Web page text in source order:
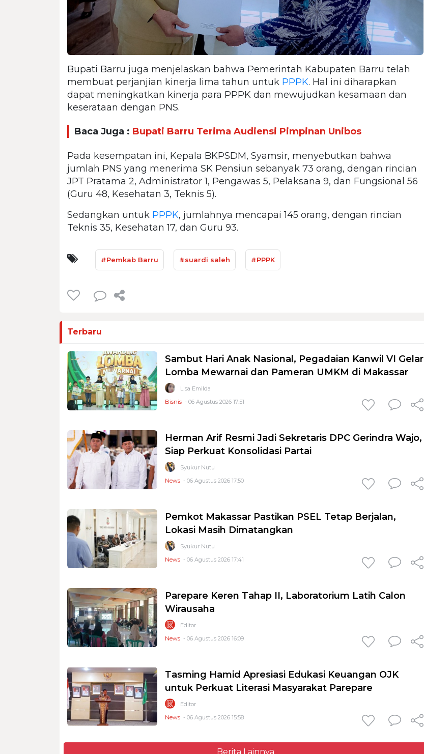
Bupati Barru juga menjelaskan bahwa Pemerintah Kabupaten Barru telah
membuat perjanjian kinerja lima tahun untuk PPPK. Hal ini diharapkan
dapat meningkatkan kinerja para PPPK dan mewujudkan kesamaan dan
keserataan dengan PNS.
Baca Juga : Bupati Barru Terima Audiensi Pimpinan Unibos
Pada kesempatan ini, Kepala BKPSDM, Syamsir, menyebutkan bahwa
jumlah PNS yang menerima SK Pensiun sebanyak 73 orang, dengan rincian
JPT Pratama 2, Administrator 1, Pengawas 5, Pelaksana 9, dan Fungsional 56
(Guru 48, Kesehatan 3, Teknis 5).
Sedangkan untuk PPPK, jumlahnya mencapai 145 orang, dengan rincian
Teknis 35, Kesehatan 17, dan Guru 93.
#Pemkab Barru #suardi saleh #PPPK
Terbaru
Sambut Hari Anak Nasional, Pegadaian Kanwil VI Gelar
Lomba Mewarnai dan Pameran UMKM di Makassar
Lisa Emilda
Bisnis - 06 Agustus 2026 17:51
Herman Arif Resmi Jadi Sekretaris DPC Gerindra Wajo,
Siap Perkuat Konsolidasi Partai
Syukur Nutu
News - 06 Agustus 2026 17:50
Pemkot Makassar Pastikan PSEL Tetap Berjalan,
Lokasi Masih Dimatangkan
Syukur Nutu
News - 06 Agustus 2026 17:41
Parepare Keren Tahap II, Laboratorium Latih Calon
Wirausaha
Editor
News - 06 Agustus 2026 16:09
Tasming Hamid Apresiasi Edukasi Keuangan OJK
untuk Perkuat Literasi Masyarakat Parepare
Editor
News - 06 Agustus 2026 15:58
Berita Lainnya